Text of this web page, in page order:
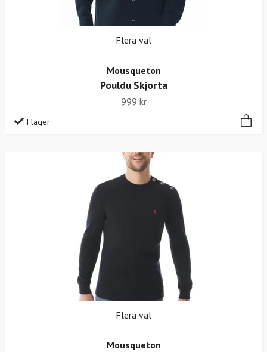
Flera val
Mousqueton
Pouldu Skjorta
999 kr
I lager
Flera val
Mousqueton